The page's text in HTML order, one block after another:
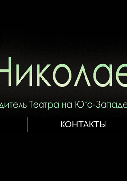
КОНТАКТЫ